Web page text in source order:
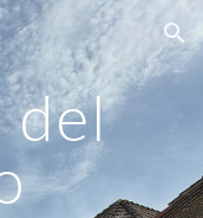
Skip to navigation
del